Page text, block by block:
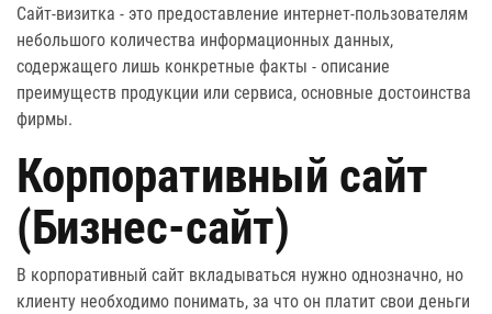
Сайт-визитка - это предоставление интернет-пользователям
небольшого количества информационных данных,
содержащего лишь конкретные факты - описание
преимуществ продукции или сервиса, основные достоинства
фирмы.
Корпоративный сайт
(Бизнес-сайт)
В корпоративный сайт вкладываться нужно однозначно, но
клиенту необходимо понимать, за что он платит свои деньги